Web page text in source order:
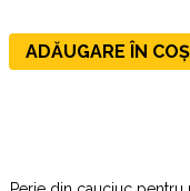
ADĂUGARE ÎN COȘ